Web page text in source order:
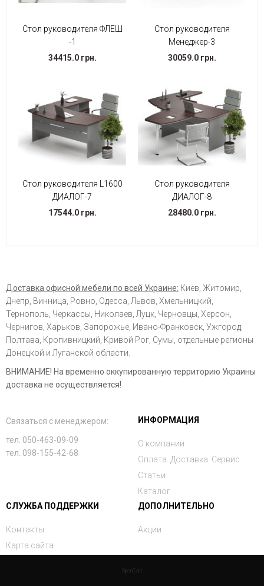
Стол руководителя ФЛЕШ
-1
34415.0 грн.
Стол руководителя
Менеджер-3
30059.0 грн.
Стол руководителя L1600
ДИАЛОГ-7
17544.0 грн.
Стол руководителя
ДИАЛОГ-8
28480.0 грн.
Доставка офисной мебели по всей Украине: Киев, Житомир,
Днепр, Винница, Ровно, Одесса, Львов, Хмельницкий,
Тернополь, Черкассы, Николаев, Луцк, Черновцы, Херсон,
Чернигов, Харьков, Запорожье, Ивано-Франковск, Ужгород,
Полтава, Кропивницкий, Кривой Рог, Сумы, отдельные регионы
Донецкой и Луганской области.
ВНИМАНИЕ! На временно оккупированную территорию Украины
доставка не осуществляется!
Связаться с менеджером:
тел. 050-463-09-09
тел. 098-155-42-68
ИНФОРМАЦИЯ
О компании
Оплата. Доставка. Сервис
Статьи
Каталог
СЛУЖБА ПОДДЕРЖКИ
Контакты
Карта сайта
ДОПОЛНИТЕЛЬНО
Акции
OpenCart